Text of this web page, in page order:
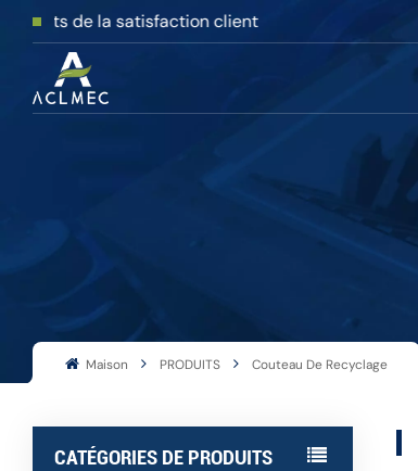
la satisfaction client
Maison PRODUITS Couteau De Recyclage
CATÉGORIES DE PRODUITS